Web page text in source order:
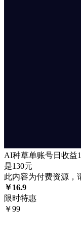
AI种草单账号日收益
是130元
此内容为付费资源，
￥16.9
限时特惠
￥99